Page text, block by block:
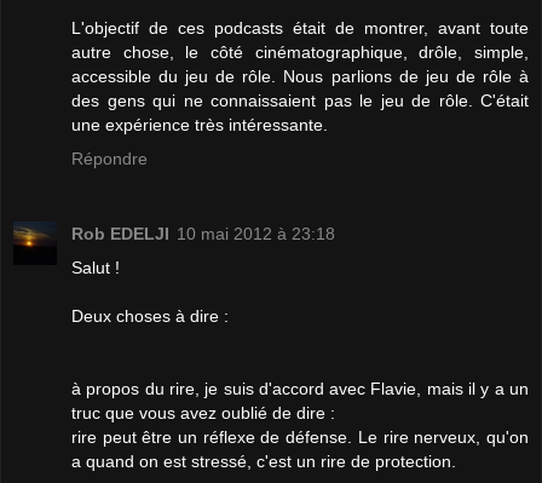
L'objectif de ces podcasts était de montrer, avant toute
autre chose, le côté cinématographique, drôle, simple,
accessible du jeu de rôle. Nous parlions de jeu de rôle à
des gens qui ne connaissaient pas le jeu de rôle. C'était
une expérience très intéressante.
Répondre
Rob EDELJI 10 mai 2012 à 23:18
Salut !
Deux choses à dire :
à propos du rire, je suis d'accord avec Flavie, mais il y a un
truc que vous avez oublié de dire :
rire peut être un réflexe de défense. Le rire nerveux, qu'on
a quand on est stressé, c'est un rire de protection.